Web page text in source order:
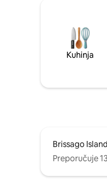
Kuhinja
Brissago
Preporučuje